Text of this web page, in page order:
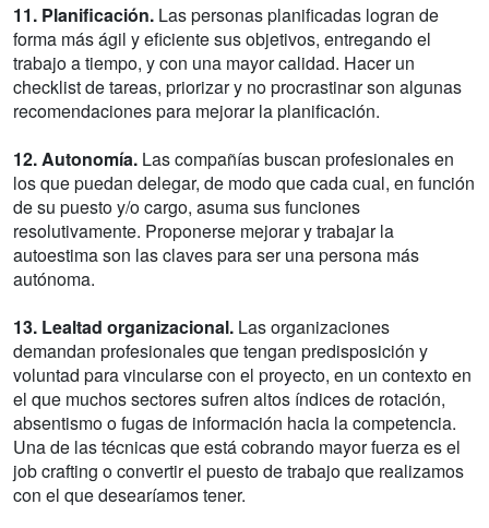
11. Planificación. Las personas planificadas logran de
forma más ágil y eficiente sus objetivos, entregando el
trabajo a tiempo, y con una mayor calidad. Hacer un
checklist de tareas, priorizar y no procrastinar son algunas
recomendaciones para mejorar la planificación.
12. Autonomía. Las compañías buscan profesionales en
los que puedan delegar, de modo que cada cual, en función
de su puesto y/o cargo, asuma sus funciones
resolutivamente. Proponerse mejorar y trabajar la
autoestima son las claves para ser una persona más
autónoma.
13. Lealtad organizacional. Las organizaciones
demandan profesionales que tengan predisposición y
voluntad para vincularse con el proyecto, en un contexto en
el que muchos sectores sufren altos índices de rotación,
absentismo o fugas de información hacia la competencia.
Una de las técnicas que está cobrando mayor fuerza es el
job crafting o convertir el puesto de trabajo que realizamos
con el que desearíamos tener.